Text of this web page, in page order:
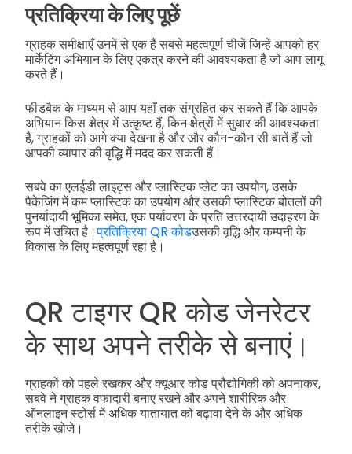
प्रतिक्रिया के लिए पूछें
ग्राहक समीक्षाएँ उनमें से एक हैं सबसे महत्वपूर्ण चीजें जिन्हें आपको हर
मार्केटिंग अभियान के लिए एकत्र करने की आवश्यकता है जो आप लागू
करते हैं।
फीडबैक के माध्यम से आप यहाँ तक संग्रहित कर सकते हैं कि आपके
अभियान किस क्षेत्र में उत्कृष्ट हैं, किन क्षेत्रों में सुधार की आवश्यकता
है, ग्राहकों को आगे क्या देखना है और और कौन-कौन सी बातें हैं जो
आपकी व्यापार की वृद्धि में मदद कर सकती हैं।
सबवे का एलईडी लाइट्स और प्लास्टिक प्लेट का उपयोग, उसके
पैकेजिंग में कम प्लास्टिक का उपयोग और उसकी प्लास्टिक बोतलों की
पुनर्यादायी भूमिका समेत, एक पर्यावरण के प्रति उत्तरदायी उदाहरण के
रूप में उचित है।प्रतिक्रिया QR कोडउसकी वृद्धि और कम्पनी के
विकास के लिए महत्वपूर्ण रहा है।
QR टाइगर QR कोड जेनरेटर
के साथ अपने तरीके से बनाएं।
ग्राहकों को पहले रखकर और क्यूआर कोड प्रौद्योगिकी को अपनाकर,
सबवे ने ग्राहक वफादारी बनाए रखने और अपने शारीरिक और
ऑनलाइन स्टोर्स में अधिक यातायात को बढ़ावा देने के और अधिक
तरीके खोजे।